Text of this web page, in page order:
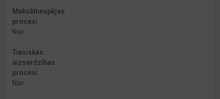
Maksātnespējas
procesi
Nav
Tiesiskās
aizsardzības
procesi
Nav